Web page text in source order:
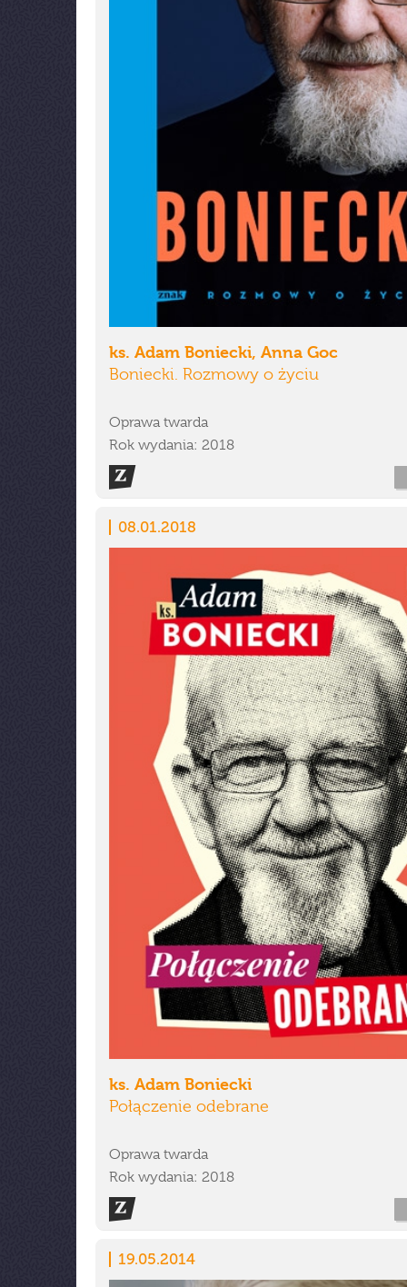
ks. Adam Boniecki, Anna Goc
Boniecki. Rozmowy o życiu
Oprawa twarda
Rok wydania: 2018
08.01.2018
ks. Adam Boniecki
Połączenie odebrane
Oprawa twarda
Rok wydania: 2018
19.05.2014